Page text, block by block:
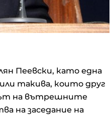
Пеевски, като една
такива, които друг
на вътрешните
на заседание на